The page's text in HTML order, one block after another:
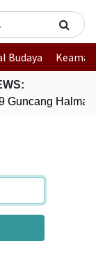
Budaya
Guncang